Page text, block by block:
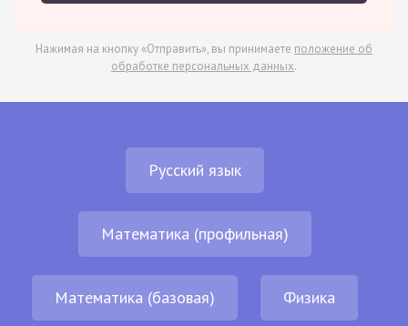
Нажимая на кнопку «Отправить», вы принимаете положение об
обработке персональных данных.
Русский язык
Математика (профильная)
Математика (базовая) Физика